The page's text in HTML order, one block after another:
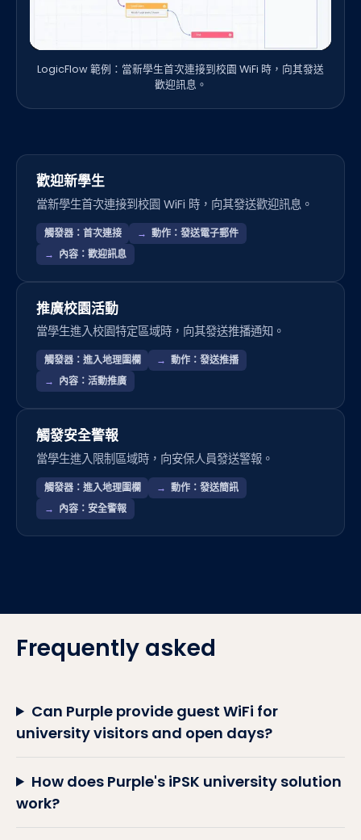
LogicFlow 範例：當新學生首次連接到校園 WiFi 時，向其發送
歡迎訊息。
歡迎新學生
當新學生首次連接到校園 WiFi 時，向其發送歡迎訊息。
觸發器：首次連接
動作：發送電子郵件
內容：歡迎訊息
推廣校園活動
當學生進入校園特定區域時，向其發送推播通知。
觸發器：進入地理圍欄
動作：發送推播
內容：活動推廣
觸發安全警報
當學生進入限制區域時，向安保人員發送警報。
觸發器：進入地理圍欄
動作：發送簡訊
內容：安全警報
Frequently asked
Can Purple provide guest WiFi for
university visitors and open days?
How does Purple's iPSK university solution
work?